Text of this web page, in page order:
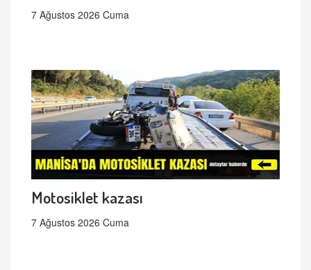
7 Ağustos 2026 Cuma
Motosiklet kazası
7 Ağustos 2026 Cuma